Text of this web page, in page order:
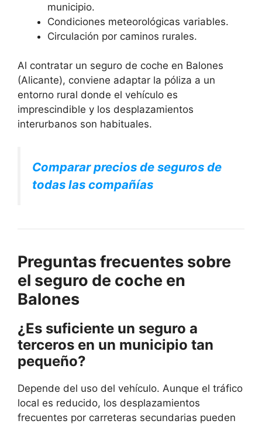
municipio.
Condiciones meteorológicas variables.
Circulación por caminos rurales.
Al contratar un seguro de coche en Balones
(Alicante), conviene adaptar la póliza a un
entorno rural donde el vehículo es
imprescindible y los desplazamientos
interurbanos son habituales.
Comparar precios de seguros de
todas las compañías
Preguntas frecuentes sobre
el seguro de coche en
Balones
¿Es suficiente un seguro a
terceros en un municipio tan
pequeño?
Depende del uso del vehículo. Aunque el tráfico
local es reducido, los desplazamientos
frecuentes por carreteras secundarias pueden